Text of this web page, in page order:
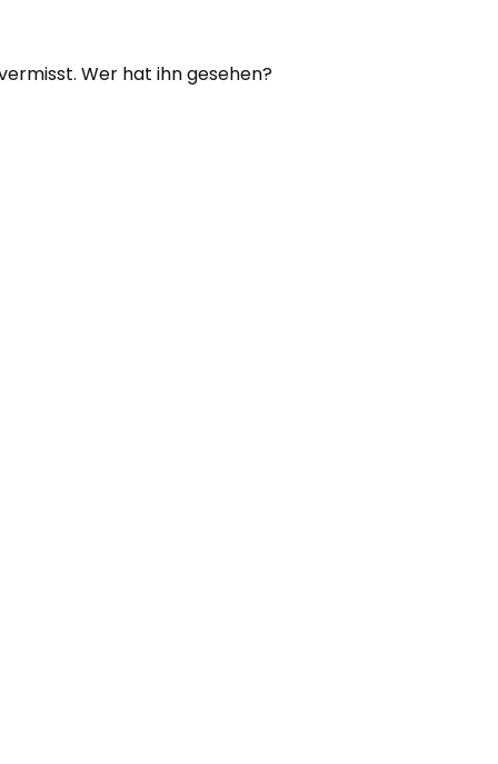
Wer hat ihn gesehen?